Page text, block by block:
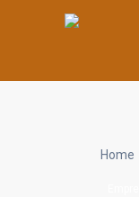
Home